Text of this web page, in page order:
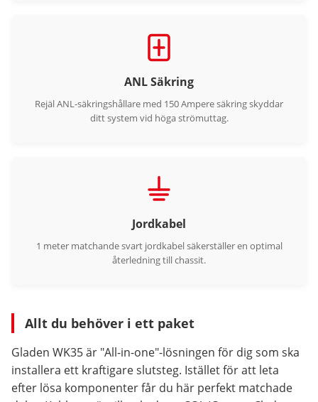
ANL Säkring
Rejäl ANL-säkringshållare med 150 Ampere säkring skyddar
ditt system vid höga strömuttag.
Jordkabel
1 meter matchande svart jordkabel säkerställer en optimal
återledning till chassit.
Allt du behöver i ett paket
Gladen WK35 är "All-in-one"-lösningen för dig som ska
installera ett kraftigare slutsteg. Istället för att leta
efter lösa komponenter får du här perfekt matchade